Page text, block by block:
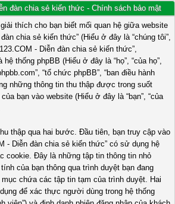
đàn chia sẻ kiến thức - Chính sách bảo mật
thích cho bạn biết mối quan hệ giữa website
chia sẻ kiến thức” (Hiểu ở đây là “chúng tôi”,
- Diễn đàn chia sẻ kiến thức”,
hệ thống phpBB (Hiểu ở đây là “họ”, “của họ”,
“tổ chức phpBB”, “ban điều hành
những thông tin thu thập được trong suốt
bạn vào website (Hiểu ở đây là “bạn”, “của
thập qua hai bước. Đầu tiên, bạn truy cập vào
- Diễn đàn chia sẻ kiến thức” có sử dụng hệ
cookie. Đây là những tập tin thông tin nhỏ
của bạn thông qua trình duyệt bạn đang
chứa các tập tin tạm của trình duyệt. Hai
để xác thực người dùng trong hệ thống